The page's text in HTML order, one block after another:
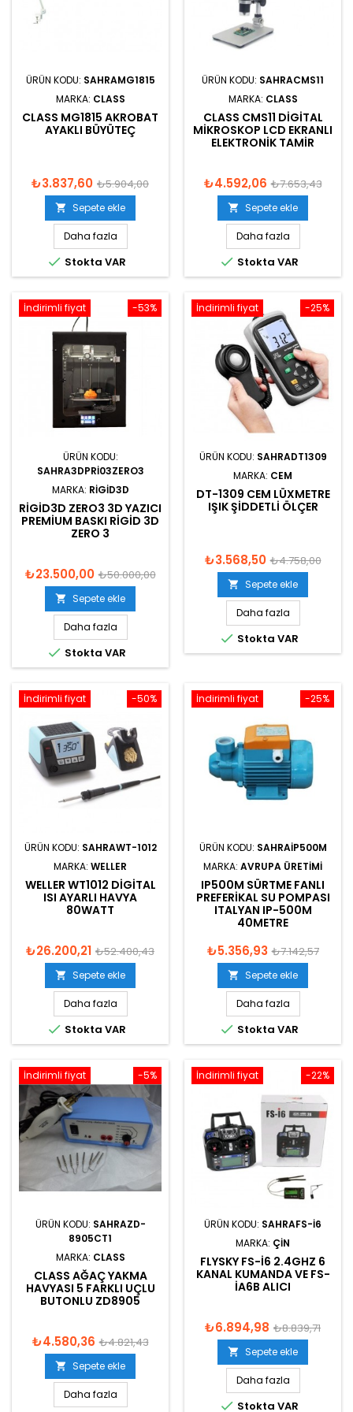
ÜRÜN KODU: SAHRAMG1815
MARKA: CLASS
CLASS MG1815 AKROBAT
AYAKLI BÜYÜTEÇ
₺3.837,60 ₺5.904,00
 Sepete ekle
Daha fazla
 Stokta VAR
ÜRÜN KODU: SAHRACMS11
MARKA: CLASS
CLASS CMS11 DIGITAL
MIKROSKOP LCD EKRANLI
ELEKTRONIK TAMIR
₺4.592,06 ₺7.653,43
 Sepete ekle
Daha fazla
 Stokta VAR
-53%
İndirimli fiyat
ÜRÜN KODU:
SAHRA3DPRI03ZERO3
MARKA: RIGID3D
RIGID3D ZERO3 3D YAZICI
PREMIUM BASKI RIGID 3D
ZERO 3
₺23.500,00 ₺50.000,00
 Sepete ekle
Daha fazla
 Stokta VAR
-25%
İndirimli fiyat
ÜRÜN KODU: SAHRADT1309
MARKA: CEM
DT-1309 CEM LÜXMETRE
IŞIK ŞIDDETLI ÖLÇER
₺3.568,50 ₺4.758,00
 Sepete ekle
Daha fazla
 Stokta VAR
-50%
İndirimli fiyat
ÜRÜN KODU: SAHRAWT-1012
MARKA: WELLER
WELLER WT1012 DIGITAL
ISI AYARLI HAVYA
80WATT
₺26.200,21 ₺52.400,43
 Sepete ekle
Daha fazla
 Stokta VAR
-25%
İndirimli fiyat
ÜRÜN KODU: SAHRAIP500M
MARKA: AVRUPA ÜRETIMI
IP500M SÜRTME FANLI
PREFERIKAL SU POMPASI
ITALYAN IP-500M
40METRE
₺5.356,93 ₺7.142,57
 Sepete ekle
Daha fazla
 Stokta VAR
-5%
İndirimli fiyat
ÜRÜN KODU: SAHRAZD-
8905CT1
MARKA: CLASS
CLASS AĞAÇ YAKMA
HAVYASI 5 FARKLI UÇLU
BUTONLU ZD8905
₺4.580,36 ₺4.821,43
 Sepete ekle
Daha fazla
-22%
İndirimli fiyat
ÜRÜN KODU: SAHRAFS-I6
MARKA: ÇIN
FLYSKY FS-I6 2.4GHZ 6
KANAL KUMANDA VE FS-
IA6B ALICI
₺6.894,98 ₺8.839,71
 Sepete ekle
Daha fazla
 Stokta VAR